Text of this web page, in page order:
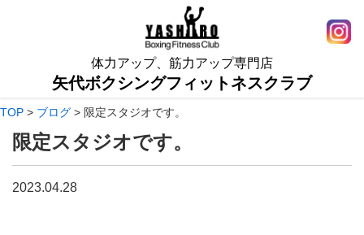
体力アップ、筋力アップ専門店
矢代ボクシングフィットネスクラブ
TOP > ブログ > 限定スタジオです。
限定スタジオです。
2023.04.28